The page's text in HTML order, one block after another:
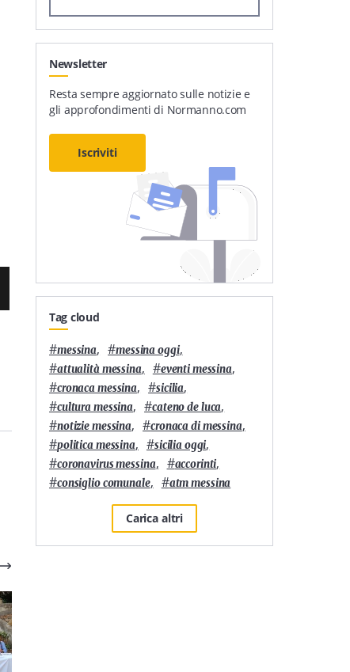
Newsletter
Resta sempre aggiornato sulle notizie e
gli approfondimenti di Normanno.com
Iscriviti
Tag cloud
#messina, #messina oggi,
#attualità messina, #eventi messina,
#cronaca messina, #sicilia,
#cultura messina, #cateno de luca,
#notizie messina, #cronaca di messina,
#politica messina, #sicilia oggi,
#coronavirus messina, #accorinti,
#consiglio comunale, #atm messina
Carica altri